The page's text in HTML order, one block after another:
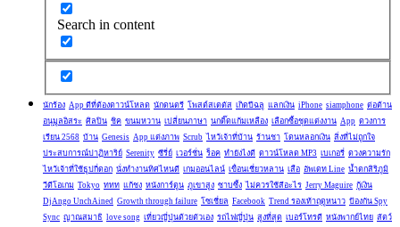
Search in content
นักร้อง App ดีที่ต้องดาวน์โหลด นักดนตรี โพสต์สเตตัส เกิดปีฉลู แลกเงิน iPhone siamphone ต่อต้าน
อนุมูลอิสระ ศิลปิน ชิค ขนมหวาน เปลี่ยนภาษา นกติ๊ดแก้มเหลือง เลือกซื้อชุดแต่งงาน App ดวงการ
เรียน 2568 บ้าน Genesis App แต่งภาพ Scrub ไหว้เจ้าที่บ้าน ร้านชา โดนหลอกเงิน สิ่งที่ไม่ถูกใจ
ประสบการณ์ปาฏิหาริย์ Serenity ซีรี่ย์ เวอร์ชั่น ร็อค ทำยังไงดี ดาวน์โหลด MP3 เบเกอรี่ ดวงความรัก
ไหว้เจ้าที่ใช้ธูปกี่ดอก นั่งทำงานทิศไหนดี เกมออนไลน์ เขื่อนเชี่ยวหลาน เสือ อัพเดท Line น้ำตกสิริภูมิ
วีดีโอเกม Tokyo ททท แก้ชง หนังการ์ตูน ภูเขาสูง ซาบซึ้ง ไม่ควรใช้สีอะไร Jerry Maguire กู้เงิน
DjAngo UnchAined Growth through failure โซเชี่ยล Facebook Trend รองเท้าฤดูหนาว ป้องกัน Spy
Sync ญาณสมาธิ love song เที่ยวญี่ปุ่นด้วยตัวเอง รถไฟญี่ปุ่น สูงที่สุด เบอร์โทรดี หนังพากย์ไทย สัตว์